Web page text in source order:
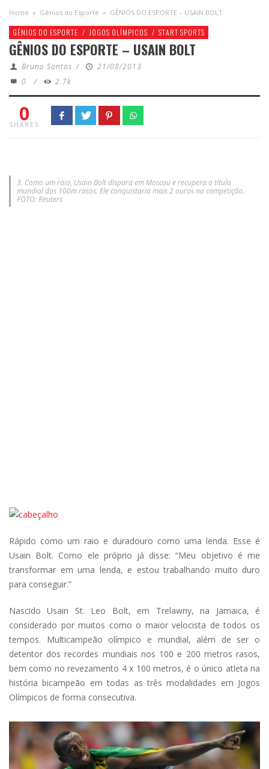
Home » Gênios do Esporte » GÊNIOS DO ESPORTE – USAIN BOLT
GÊNIOS DO ESPORTE / JOGOS OLÍMPICOS / START SPORTS
GÊNIOS DO ESPORTE – USAIN BOLT
Bruno Santos /
21/08/2013
0
/ 2.7k
0
SHARES
3. Como um raio, Usain Bolt dispara em Moscou e recupera o título
mundial dos 100m rasos. Ele conquistaria mais 2 ouros na competição.
FOTO: Reuters
Rápido como um raio e duradouro como uma lenda. Esse é
Usain Bolt. Como ele próprio já disse: “Meu objetivo é me
transformar em uma lenda, e estou trabalhando muito duro
para conseguir.”
Nascido Usain St. Leo Bolt, em Trelawny, na Jamaica, é
considerado por muitos como o maior velocista de todos os
tempos. Multicampeão olímpico e mundial, além de ser o
detentor dos recordes mundiais nos 100 e 200 metros rasos,
bem como no revezamento 4 x 100 metros, é o único atleta na
história bicampeão em todas as três modalidades em Jogos
Olímpicos de forma consecutiva.